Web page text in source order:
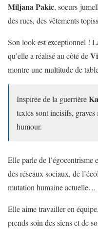
Miljana Pakic, soeurs
des rues, des vêtements
Son look est exceptionnel !
qu’elle a réalisé au côté de
montre une multitude de
Inspirée de la guerrière
textes sont incisifs,
humour.
Elle parle de l’égocentrisme
des réseaux sociaux, de
mutation humaine actuelle…
Elle aime travailler en
prends soin des siens et de